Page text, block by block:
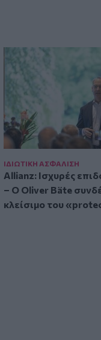
ΙΔΙΩΤΙΚΗ ΑΣΦAΛΙΣΗ
Allianz: Ισχυρές
– Ο Oliver Bäte
κλείσιμο του